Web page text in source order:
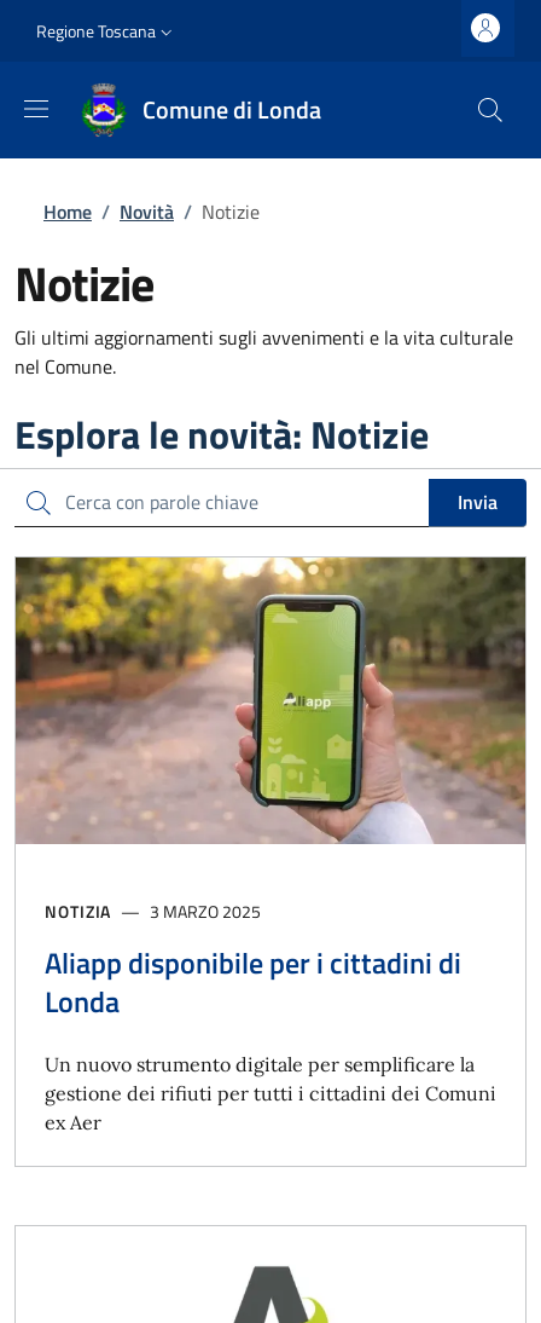
Slim top
Regione Toscana
Comune di Londa
Briciole di pane
Home / Novità / Notizie
Notizie
Gli ultimi aggiornamenti sugli avvenimenti e la vita culturale
nel Comune.
Esplora le novità: Notizie
Cerca Invia
NOTIZIA 3 MARZO 2025
Aliapp disponibile per i cittadini di
Londa
Un nuovo strumento digitale per semplificare la
gestione dei rifiuti per tutti i cittadini dei Comuni
ex Aer